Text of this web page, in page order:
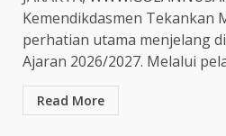
Kemendikdasmen Tekankan
perhatian utama menjelang
Ajaran 2026/2027. Melalui
Read More